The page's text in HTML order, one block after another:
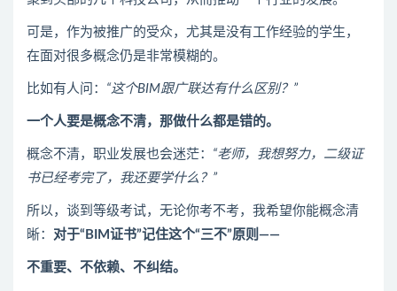
可是，作为被推广的受众，尤其是没有工作经验的学生，
在面对很多概念仍是非常模糊的。
比如有人问： “这个BIM跟广联达有什么区别？”
一个人要是概念不清，那做什么都是错的。
概念不清，职业发展也会迷茫： “老师，我想努力，二级证
书已经考完了，我还要学什么？”
所以，谈到等级考试，无论你考不考，我希望你能概念清
晰： 对于“BIM证书”记住这个“三不”原则——
不重要、不依赖、不纠结。